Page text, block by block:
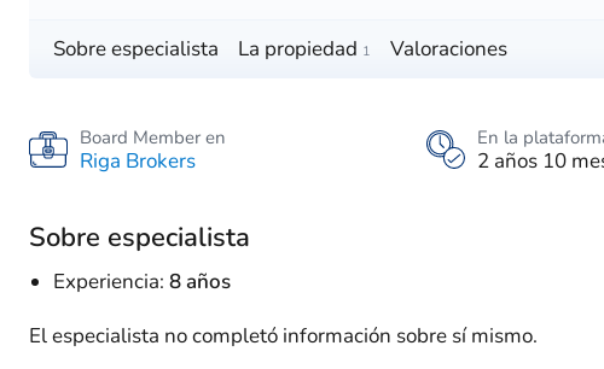
Sobre especialista La propiedad 1 Valoraciones
Board Member en
Riga Brokers
En la
2 años 10
Sobre especialista
Experiencia: 8 años
El especialista no completó información sobre sí mismo.